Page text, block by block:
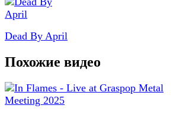
Dead By April
Похожие видео